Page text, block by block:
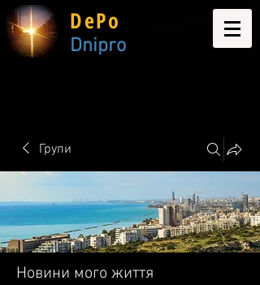
DePo
Dnipro
Групи
Новини мого життя